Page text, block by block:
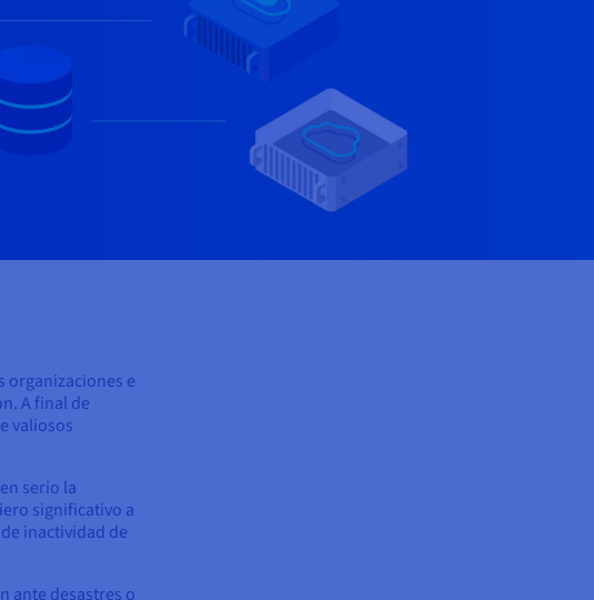
organizaciones e
A final de
valiosos
serio la
significativo a
inactividad de
ante desastres o